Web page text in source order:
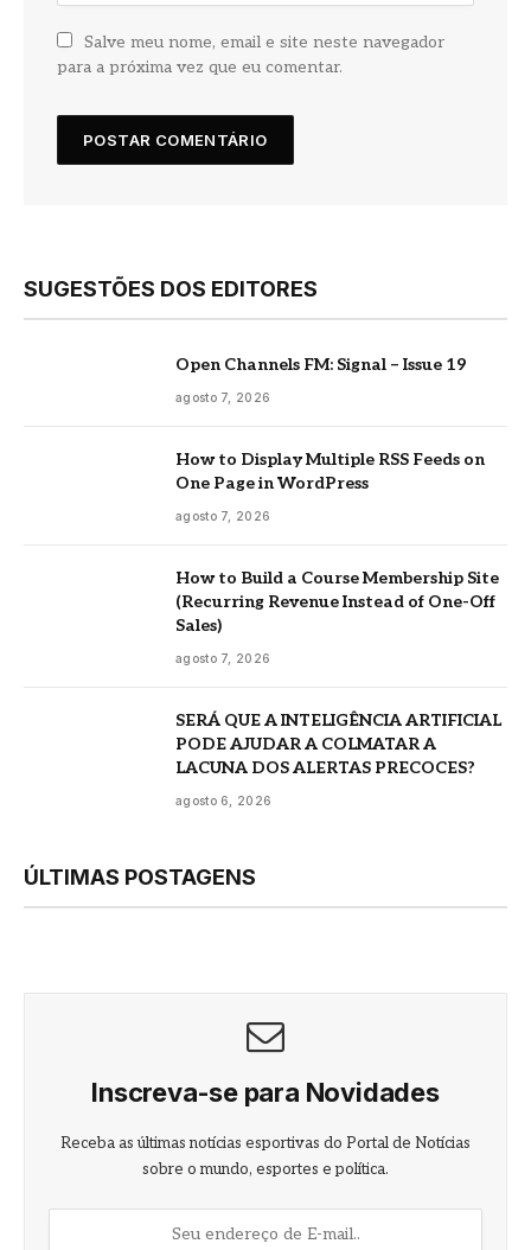
Salve meu nome, email e site neste navegador
para a próxima vez que eu comentar.
SUGESTÕES DOS EDITORES
Open Channels FM: Signal – Issue 19
agosto 7, 2026
How to Display Multiple RSS Feeds on
One Page in WordPress
agosto 7, 2026
How to Build a Course Membership Site
(Recurring Revenue Instead of One-Off
Sales)
agosto 7, 2026
SERÁ QUE A INTELIGÊNCIA ARTIFICIAL
PODE AJUDAR A COLMATAR A
LACUNA DOS ALERTAS PRECOCES?
agosto 6, 2026
ÚLTIMAS POSTAGENS
Inscreva-se para Novidades
Receba as últimas notícias esportivas do Portal de Notícias
sobre o mundo, esportes e política.